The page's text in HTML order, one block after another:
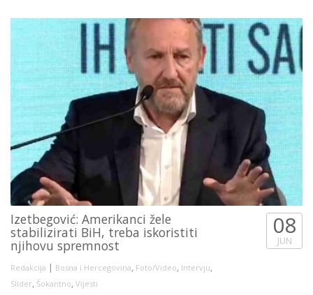
Izetbegović: Amerikanci žele
stabilizirati BiH, treba iskoristiti
njihovu spremnost
Redakcija | Bosna i Hercegovina, Foto/Video, Intervju,
Slider, Šokantno, Vijesti
08
JUN